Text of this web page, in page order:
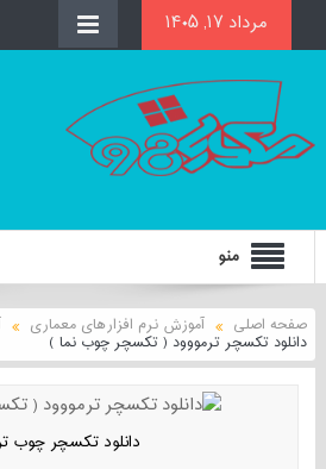
مرداد ۱۷, ۱۴۰۵
منو
صفحه اصلی آموزش نرم افزارهای معماری
دانلود تکسچر ترمووود ( تکسچر چوب نما )
دانلود تکسچر چوب